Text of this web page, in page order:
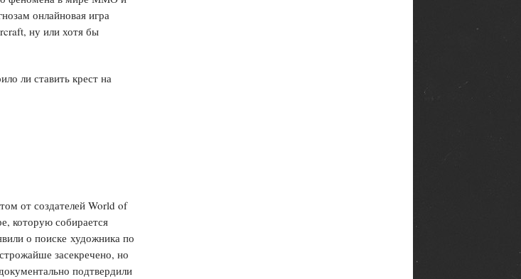
онлайновая игра
ну или хотя бы
ли ставить крест на
от создателей World of
которую собирается
о поиске художника по
засекречено, но
подтвердили